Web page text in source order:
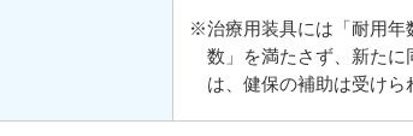
※治療用装具には「耐用年
数」を満たさず、新たに
は、健保の補助は受けら